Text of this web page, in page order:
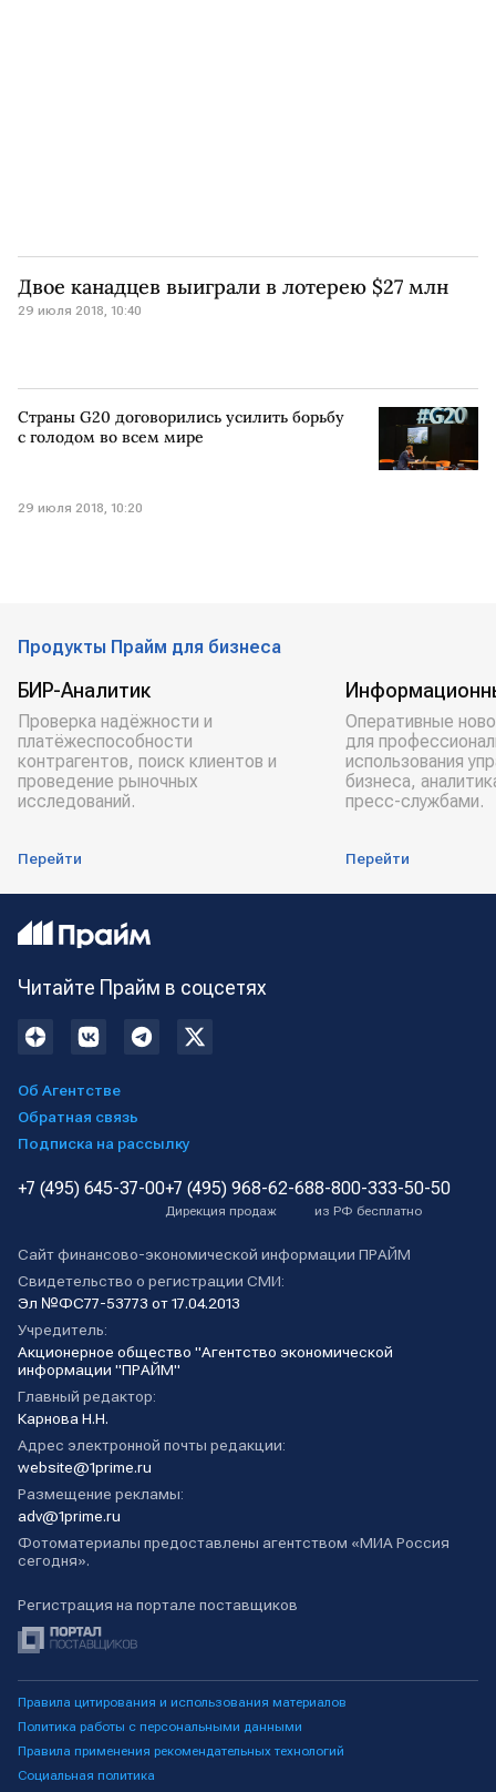
Двое канадцев выиграли в лотерею $27 млн
29 июля 2018, 10:40
Страны G20 договорились усилить борьбу
с голодом во всем мире
29 июля 2018, 10:20
Продукты Прайм для бизнеса
БИР-Аналитик
Проверка надёжности и
платёжеспособности
контрагентов, поиск клиентов и
проведение рыночных
исследований.
Перейти
Оперативные
для
использования
бизнеса,
пресс-службами.
Перейти
Читайте Прайм в соцсетях
Об Агентстве
Обратная связь
Подписка на рассылку
+7 (495) 645-37-00+7 (495) 968-62-68
Дирекция продаж
8-800-333-50-50
из РФ бесплатно
Сайт финансово-экономической информации ПРАЙМ
Свидетельство о регистрации СМИ:
Эл №ФС77-53773 от 17.04.2013
Учредитель:
Акционерное общество "Агентство экономической
информации "ПРАЙМ"
Главный редактор:
Карнова Н.Н.
Адрес электронной почты редакции:
website@1prime.ru
Размещение рекламы:
adv@1prime.ru
Фотоматериалы предоставлены агентством «МИА Россия
сегодня».
Регистрация на портале поставщиков
Правила цитирования и использования материалов
Политика работы с персональными данными
Правила применения рекомендательных технологий
Социальная политика